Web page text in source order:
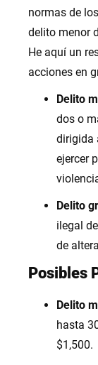
normas de
delito menor
He aquí un
acciones en
Delito
dos o
dirigida
ejercer
Delito
ilegal
de
Posibles
Delito
hasta
$1,500.